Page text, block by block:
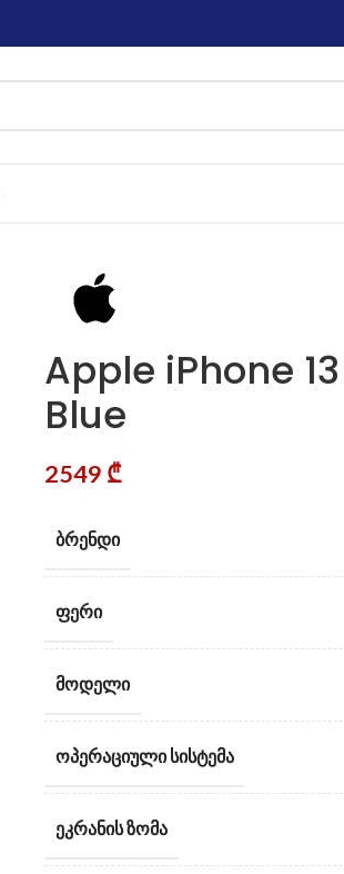
Apple iPhone
Blue
2549 ₾
ᲑᲠᲔᲜᲓᲘ
ᲤᲔᲠᲘ
ᲛᲝᲓᲔᲚᲘ
ᲝᲞᲔᲠᲐᲪᲘᲣᲚᲘ ᲡᲘᲡᲢᲔᲛᲐ
ᲔᲙᲠᲐᲜᲘᲡ ᲖᲝᲛᲐ